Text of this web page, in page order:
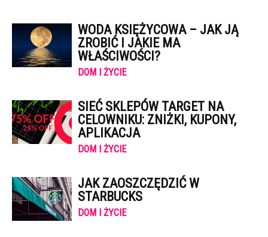
WODA KSIĘŻYCOWA – JAK JĄ
ZROBIĆ I JAKIE MA
WŁAŚCIWOŚCI?
DOM I ŻYCIE
SIEĆ SKLEPÓW TARGET NA
CELOWNIKU: ZNIŻKI, KUPONY,
APLIKACJA
DOM I ŻYCIE
JAK ZAOSZCZĘDZIĆ W
STARBUCKS
DOM I ŻYCIE